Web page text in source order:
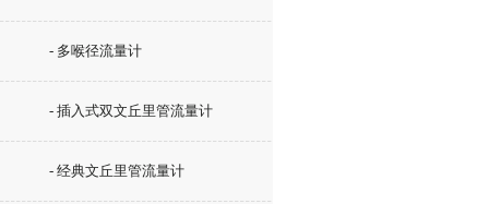
- 多喉径流量计
- 插入式双文丘里管流量计
- 经典文丘里管流量计